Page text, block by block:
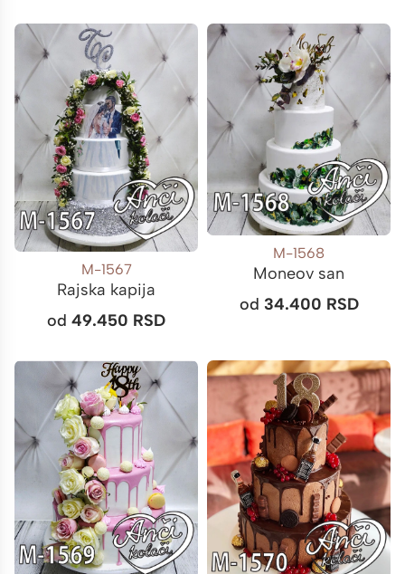
M-1567
Rajska kapija
od 49.450 RSD
M-1568
Moneov san
od 34.400 RSD